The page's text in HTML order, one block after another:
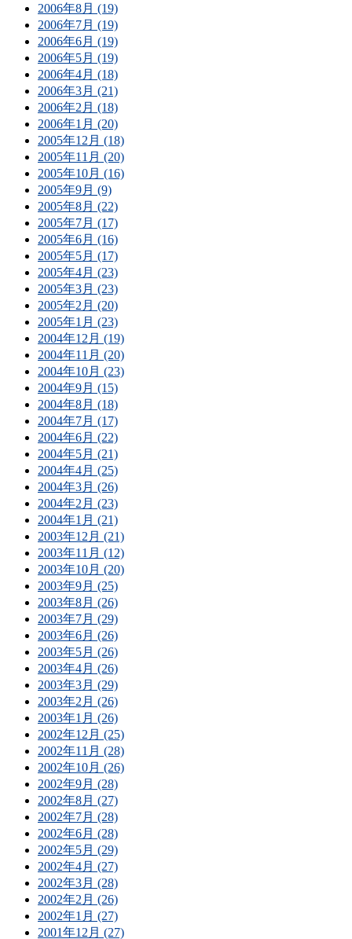
2006年8月 (19)
2006年7月 (19)
2006年6月 (19)
2006年5月 (19)
2006年4月 (18)
2006年3月 (21)
2006年2月 (18)
2006年1月 (20)
2005年12月 (18)
2005年11月 (20)
2005年10月 (16)
2005年9月 (9)
2005年8月 (22)
2005年7月 (17)
2005年6月 (16)
2005年5月 (17)
2005年4月 (23)
2005年3月 (23)
2005年2月 (20)
2005年1月 (23)
2004年12月 (19)
2004年11月 (20)
2004年10月 (23)
2004年9月 (15)
2004年8月 (18)
2004年7月 (17)
2004年6月 (22)
2004年5月 (21)
2004年4月 (25)
2004年3月 (26)
2004年2月 (23)
2004年1月 (21)
2003年12月 (21)
2003年11月 (12)
2003年10月 (20)
2003年9月 (25)
2003年8月 (26)
2003年7月 (29)
2003年6月 (26)
2003年5月 (26)
2003年4月 (26)
2003年3月 (29)
2003年2月 (26)
2003年1月 (26)
2002年12月 (25)
2002年11月 (28)
2002年10月 (26)
2002年9月 (28)
2002年8月 (27)
2002年7月 (28)
2002年6月 (28)
2002年5月 (29)
2002年4月 (27)
2002年3月 (28)
2002年2月 (26)
2002年1月 (27)
2001年12月 (27)